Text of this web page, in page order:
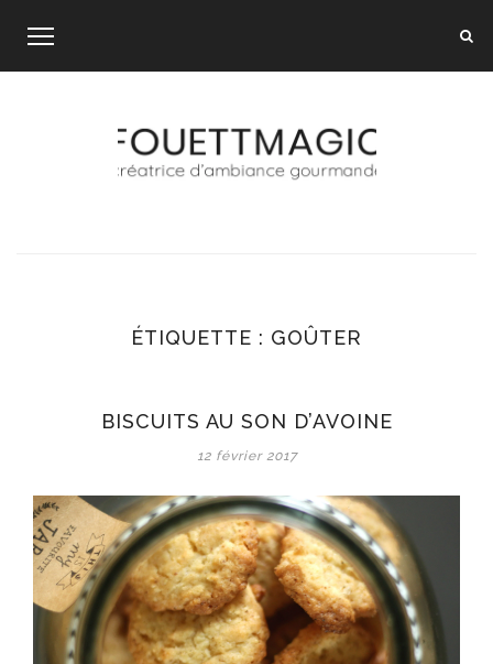
ÉTIQUETTE : GOÛTER
BISCUITS AU SON D’AVOINE
12 février 2017